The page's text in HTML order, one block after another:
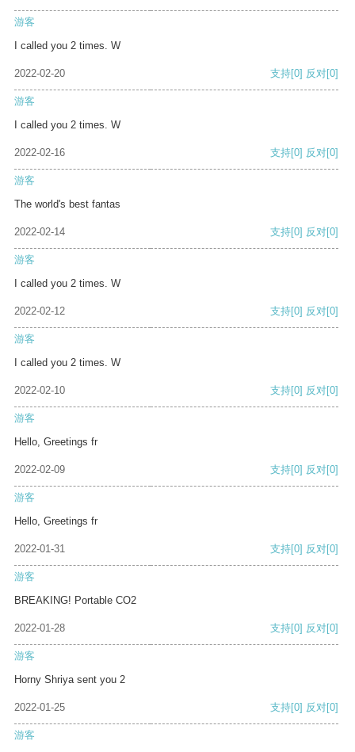
游客
I called you 2 times. W
2022-02-20 支持[0] 反对[0]
游客
I called you 2 times. W
2022-02-16 支持[0] 反对[0]
游客
The world's best fantas
2022-02-14 支持[0] 反对[0]
游客
I called you 2 times. W
2022-02-12 支持[0] 反对[0]
游客
I called you 2 times. W
2022-02-10 支持[0] 反对[0]
游客
Hello, Greetings fr
2022-02-09 支持[0] 反对[0]
游客
Hello, Greetings fr
2022-01-31 支持[0] 反对[0]
游客
BREAKING! Portable CO2
2022-01-28 支持[0] 反对[0]
游客
Horny Shriya sent you 2
2022-01-25 支持[0] 反对[0]
游客